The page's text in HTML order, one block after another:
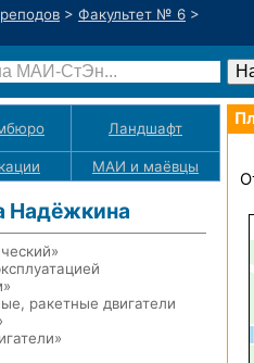
> Факультет № 6 >
Ландшафт
МАИ и маёвцы
Надёжкина
ракетные двигатели